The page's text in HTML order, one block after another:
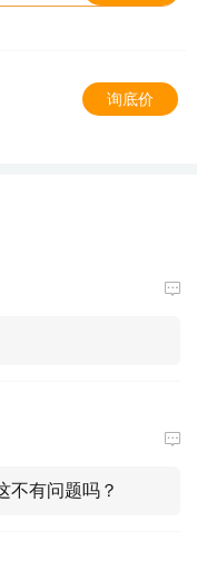
询底价
不有问题吗？